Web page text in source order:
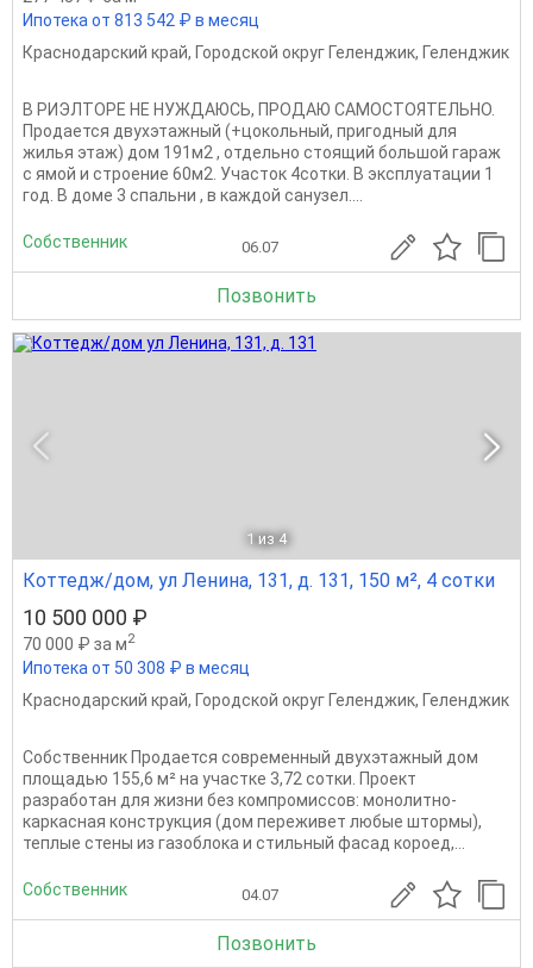
Ипотека от 813 542 ₽ в месяц
Краснодарский край, Городской округ Геленджик, Геленджик
В РИЭЛТОРЕ НЕ НУЖДАЮСЬ, ПРОДАЮ САМОСТОЯТЕЛЬНО.
Продается двухэтажный (+цокольный, пригодный для
жилья этаж) дом 191м2 , отдельно стоящий большой гараж
с ямой и строение 60м2. Участок 4сотки. В эксплуатации 1
год. В доме 3 спальни , в каждой санузел....
Собственник 06.07
Позвонить
1 из 4
Коттедж/дом, ул Ленина, 131, д. 131, 150 м², 4 сотки
10 500 000 ₽
70 000 ₽ за м2
Ипотека от 50 308 ₽ в месяц
Краснодарский край, Городской округ Геленджик, Геленджик
Собственник Продается современный двухэтажный дом
площадью 155,6 м² на участке 3,72 сотки. Проект
разработан для жизни без компромиссов: монолитно-
каркасная конструкция (дом переживет любые штормы),
теплые стены из газоблока и стильный фасад короед,...
Собственник 04.07
Позвонить